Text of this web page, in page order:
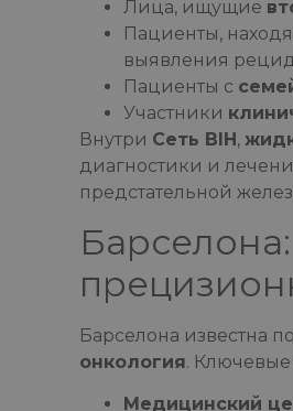
Лица, ищущие
Пациенты,
выявления
Пациенты с
Участники
Внутри Сеть BIH,
диагностики и
предстательной
Барселона известна
онкология.
Медицинский